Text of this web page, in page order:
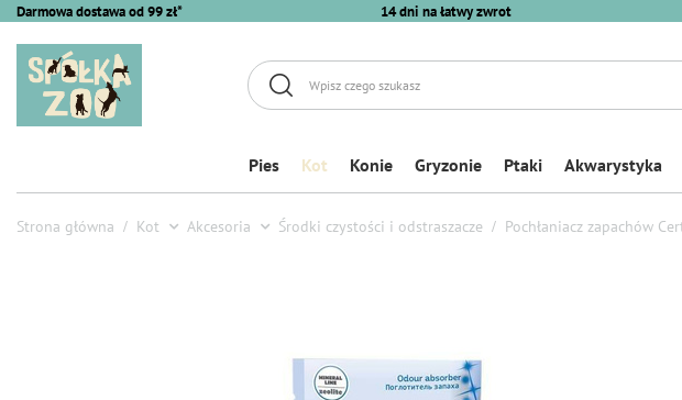
Darmowa dostawa od 99 zł* 14 dni na łatwy zwrot
Pies Kot Konie Gryzonie Ptaki Akwarystyka
Strona główna Kot Akcesoria Środki czystości i odstraszacze Pochłaniacz zapachów